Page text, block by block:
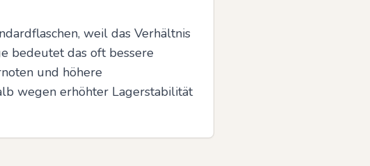
weil das Verhältnis
bedeutet das oft bessere
und höhere
wegen erhöhter Lagerstabilität